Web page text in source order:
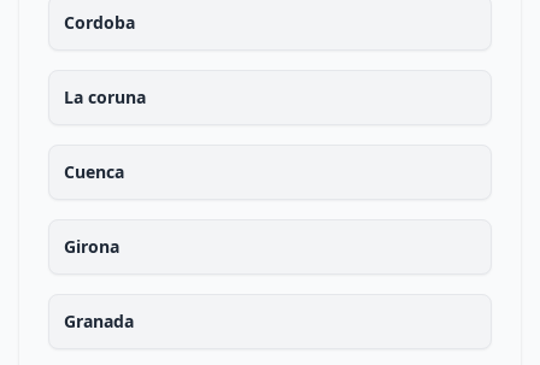
Cordoba
La coruna
Cuenca
Girona
Granada